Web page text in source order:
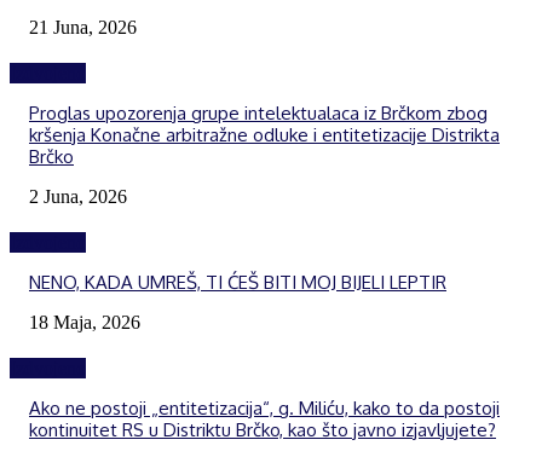
21 Juna, 2026
Proglas upozorenja grupe intelektualaca iz Brčkom zbog
kršenja Konačne arbitražne odluke i entitetizacije Distrikta
Brčko
2 Juna, 2026
NENO, KADA UMREŠ, TI ĆEŠ BITI MOJ BIJELI LEPTIR
18 Maja, 2026
Ako ne postoji „entitetizacija“, g. Miliću, kako to da postoji
kontinuitet RS u Distriktu Brčko, kao što javno izjavljujete?